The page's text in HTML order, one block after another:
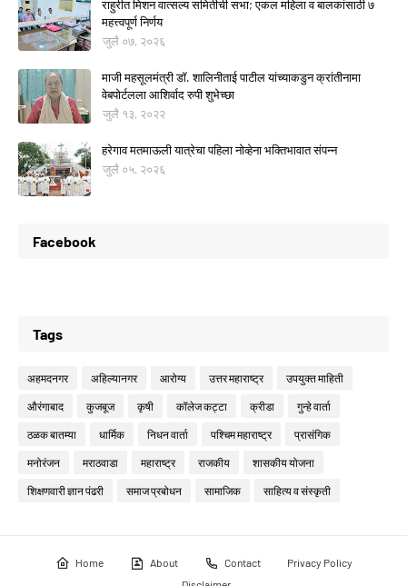
राहुरीत मिशन वात्सल्य समितीची सभा; एकल महिला व बालकांसाठी ७
महत्त्वपूर्ण निर्णय
जुलै ०७, २०२६
माजी महसूलमंत्री डॉ. शालिनीताई पाटील यांच्याकडुन क्रांतीनामा
वेबपोर्टलला आशिर्वाद रुपी शुभेच्छा
जुलै १३, २०२२
हरेगाव मतमाऊली यात्रेचा पहिला नोव्हेना भक्तिभावात संपन्न
जुलै ०५, २०२६
Facebook
Tags
अहमदनगर अहिल्यानगर आरोग्य उत्तर महाराष्ट्र उपयुक्त माहिती
औरंगाबाद कुजबूज कृषी कॉलेज कट्टा क्रीडा गुन्हे वार्ता
ठळक बातम्या धार्मिक निधन वार्ता पश्चिम महाराष्ट्र प्रासंगिक
मनोरंजन मराठवाडा महाराष्ट्र राजकीय शासकीय योजना
शिक्षणवारी ज्ञान पंढरी समाज प्रबोधन सामाजिक साहित्य व संस्कृती
Home About Contact
Privacy Policy